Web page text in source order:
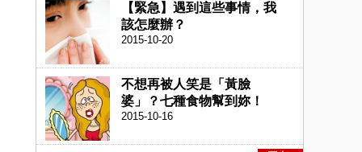
【緊急】遇到這些事情，我
該怎麼辦？
2015-10-20
不想再被人笑是「黃臉
婆」？七種食物幫到妳！
2015-10-16